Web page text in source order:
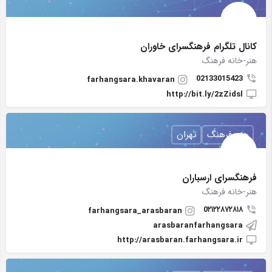
کانال تلگرام فرهنگسرای خاوران
هنر-خانه فرهنگ
02133015423
farhangsara.khavaran
http://bit.ly/2zZidsl
فرهنگسرای ارسباران
هنر-خانه فرهنگ
0۲۱۲۲۸۷۲۸۱۸
farhangsara_arasbaran
arasbaranfarhangsara
http://arasbaran.farhangsara.ir
هنر, فرهنگ تهران